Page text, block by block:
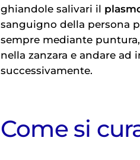
ghiandole salivari il
sanguigno della persona
sempre mediante
nella zanzara e andare
successivamente.
Come si